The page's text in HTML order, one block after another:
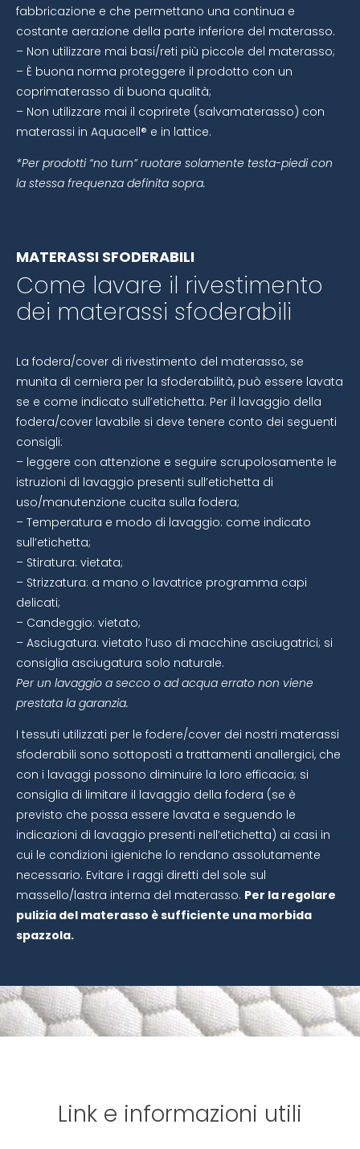
fabbricazione e che permettano una continua e
costante aerazione della parte inferiore del materasso.
– Non utilizzare mai basi/reti più piccole del materasso;
– È buona norma proteggere il prodotto con un
coprimaterasso di buona qualità;
– Non utilizzare mai il coprirete (salvamaterasso) con
materassi in Aquacell® e in lattice.
*Per prodotti “no turn” ruotare solamente testa-piedi con
la stessa frequenza definita sopra.
MATERASSI SFODERABILI
Come lavare il rivestimento
dei materassi sfoderabili
La fodera/cover di rivestimento del materasso, se
munita di cerniera per la sfoderabilità, può essere lavata
se e come indicato sull’etichetta. Per il lavaggio della
fodera/cover lavabile si deve tenere conto dei seguenti
consigli:
– leggere con attenzione e seguire scrupolosamente le
istruzioni di lavaggio presenti sull’etichetta di
uso/manutenzione cucita sulla fodera;
– Temperatura e modo di lavaggio: come indicato
sull’etichetta;
– Stiratura: vietata;
– Strizzatura: a mano o lavatrice programma capi
delicati;
– Candeggio: vietato;
– Asciugatura: vietato l’uso di macchine asciugatrici; si
consiglia asciugatura solo naturale.
Per un lavaggio a secco o ad acqua errato non viene
prestata la garanzia.
I tessuti utilizzati per le fodere/cover dei nostri materassi
sfoderabili sono sottoposti a trattamenti anallergici, che
con i lavaggi possono diminuire la loro efficacia; si
consiglia di limitare il lavaggio della fodera (se è
previsto che possa essere lavata e seguendo le
indicazioni di lavaggio presenti nell’etichetta) ai casi in
cui le condizioni igieniche lo rendano assolutamente
necessario. Evitare i raggi diretti del sole sul
massello/lastra interna del materasso. Per la regolare
pulizia del materasso è sufficiente una morbida
spazzola.
Link e informazioni utili